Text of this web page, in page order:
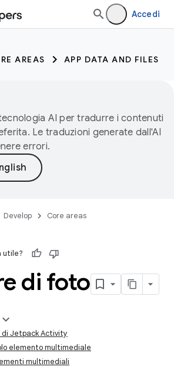
Accedi
AREAS APP DATA AND FILES
AI per tradurre i contenuti
Le traduzioni generate dall'AI
errori.
Develop
Core areas
utile?
di foto
Jetpack Activity
elemento multimediale
multimediali